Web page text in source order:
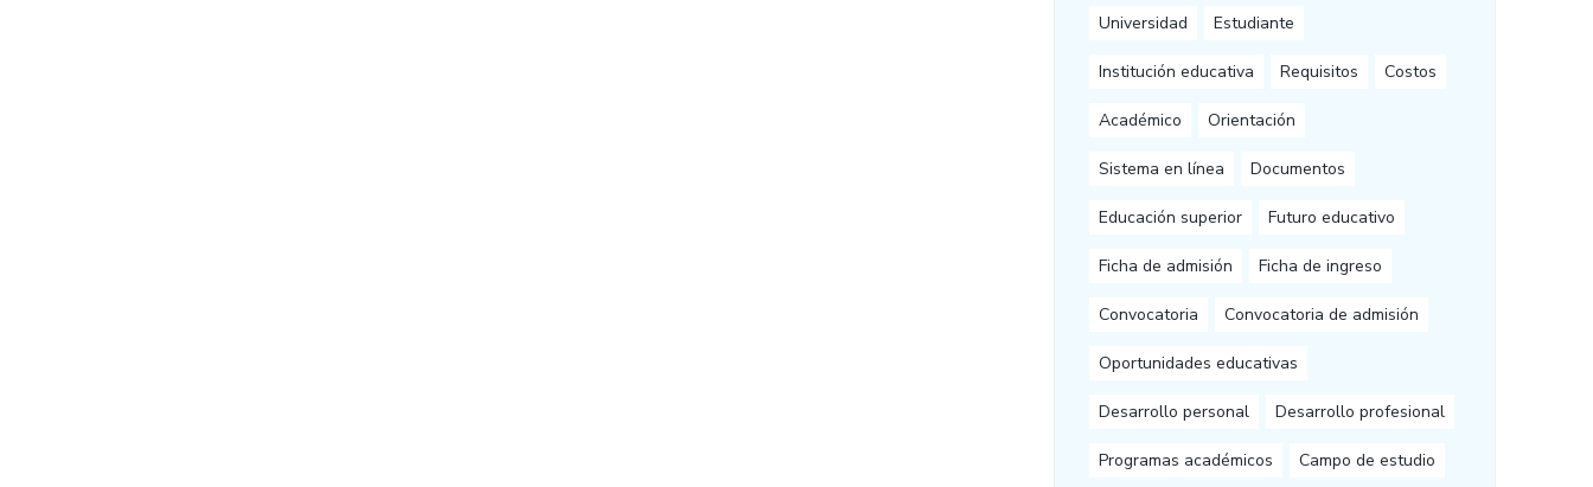
Universidad Estudiante
Institución educativa Requisitos Costos
Académico Orientación
Sistema en línea Documentos
Educación superior Futuro educativo
Ficha de admisión Ficha de ingreso
Convocatoria Convocatoria de admisión
Oportunidades educativas
Desarrollo personal Desarrollo profesional
Programas académicos Campo de estudio